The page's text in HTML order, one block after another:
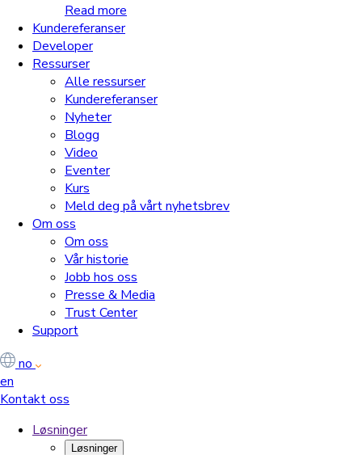
Read more
Kundereferanser
Developer
Ressurser
Alle ressurser
Kundereferanser
Nyheter
Blogg
Video
Eventer
Kurs
Meld deg på vårt nyhetsbrev
Om oss
Om oss
Vår historie
Jobb hos oss
Presse & Media
Trust Center
Support
no
en
Kontakt oss
Løsninger
Løsninger